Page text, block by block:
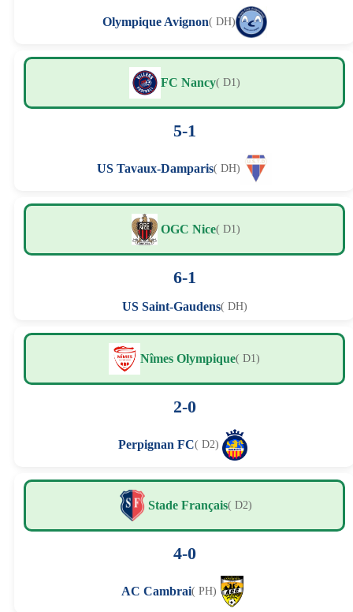
Olympique Avignon( DH)
FC Nancy( D1)
5-1
US Tavaux-Damparis( DH)
OGC Nice( D1)
6-1
US Saint-Gaudens( DH)
Nîmes Olympique( D1)
2-0
Perpignan FC( D2)
Stade Français( D2)
4-0
AC Cambrai( PH)